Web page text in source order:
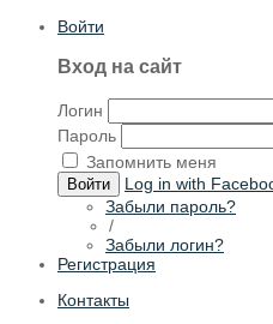
Войти
Вход на сайт
Логин
Пароль
Запомнить меня
Войти
Log in with
Забыли пароль?
/
Забыли логин?
Регистрация
Контакты